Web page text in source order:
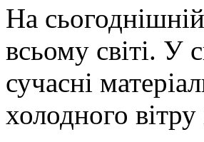
На
всьому світі. У
сучасні
холодного вітру